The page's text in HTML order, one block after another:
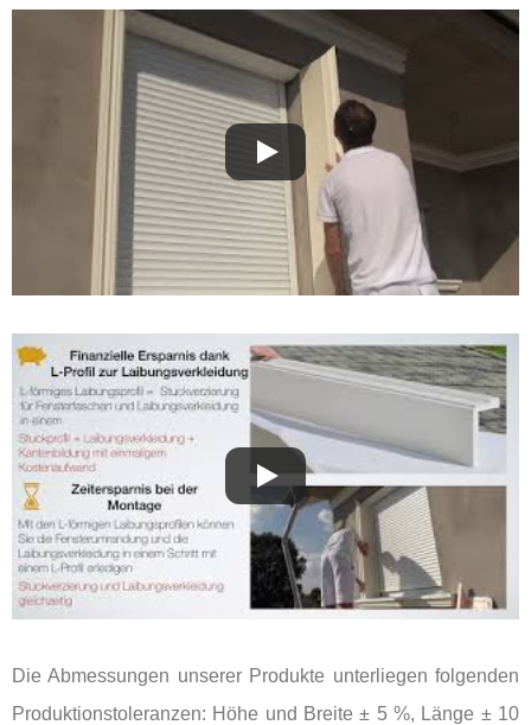
Die Abmessungen unserer Produkte unterliegen folgenden
Produktionstoleranzen: Höhe und Breite ± 5 %, Länge ± 10